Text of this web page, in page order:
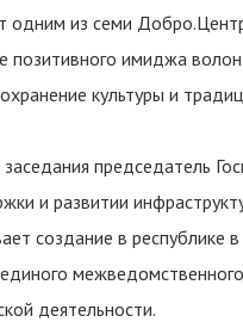
одним из семи
позитивного имиджа
культуры и
председатель
и развитии
создание в республике
деятельности.